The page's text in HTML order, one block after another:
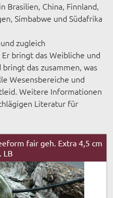
China, Finnland,
Simbabwe und Südafrika
zugleich
bringt das Weibliche und
das zusammen, was
Wesensbereiche und
Weitere Informationen
Literatur für
fair geh. Extra 4,5 cm
LB